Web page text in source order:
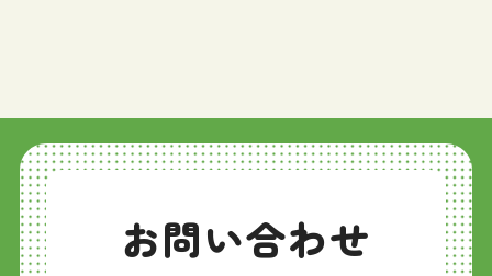
お問い合わせ